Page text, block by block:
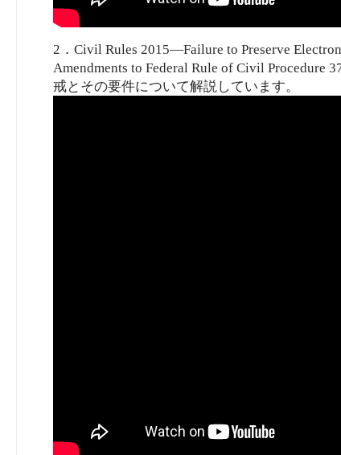
2．Civil Rules 2015—Failure to Preserve
Amendments to Federal Rule of Civil Procedure
戒とその要件について解説しています。